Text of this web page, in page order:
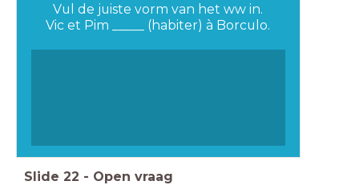
Vul de juiste vorm van het ww in.
Vic et Pim _____ (habiter) à Borculo.
Slide 22 - Open vraag